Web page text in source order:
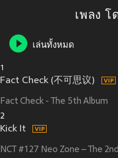
เพลง โ
เล่นทั้งหมด
1
Fact Check (不可思议)
Fact Check - The 5th Album
2
Kick It
NCT #127 Neo Zone – The